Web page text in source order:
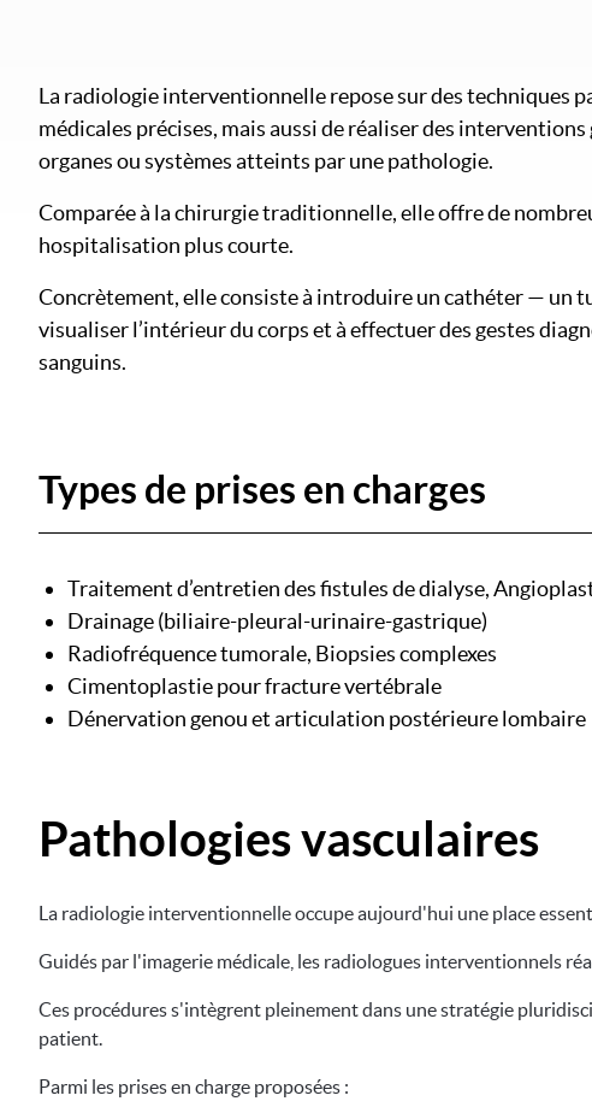
La radiologie interventionnelle repose sur des techniques
médicales précises, mais aussi de réaliser des
organes ou systèmes atteints par une pathologie.
Comparée à la chirurgie traditionnelle, elle offre de
hospitalisation plus courte.
Concrètement, elle consiste à introduire un cathéter — un
visualiser l’intérieur du corps et à effectuer des gestes
sanguins.
Types de prises en charges
Traitement d’entretien des fistules de dialyse,
Drainage (biliaire-pleural-urinaire-gastrique)
Radiofréquence tumorale, Biopsies complexes
Cimentoplastie pour fracture vertébrale
Dénervation genou et articulation postérieure lombaire
Pathologies vasculaires
La radiologie interventionnelle occupe aujourd'hui une place
Guidés par l'imagerie médicale, les radiologues interventionnels
Ces procédures s'intègrent pleinement dans une stratégie
patient.
Parmi les prises en charge proposées :